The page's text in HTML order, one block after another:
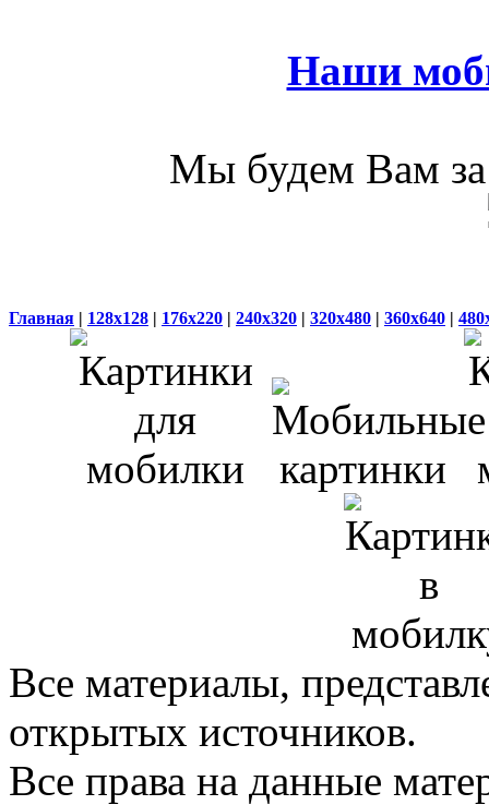
Наши
Мы будем Вам за
Главная | 128x128 | 176x220 | 240x320 | 320x480 | 360x640 |
Все материалы,
открытых источников.
Все права на данные